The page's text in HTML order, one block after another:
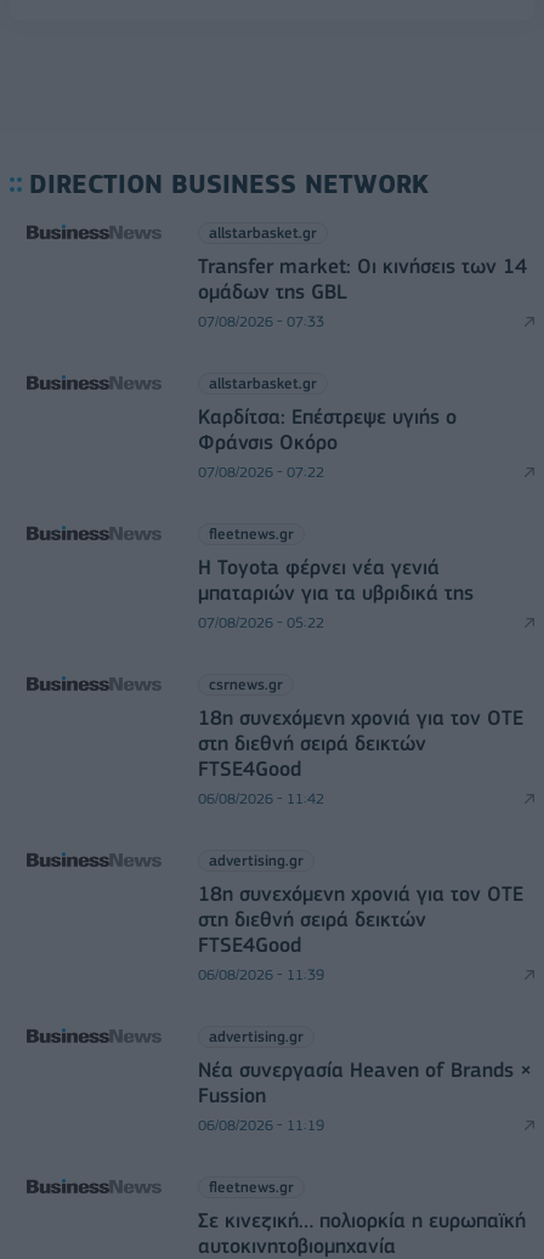
DIRECTION BUSINESS NETWORK
allstarbasket.gr
Transfer market: Οι κινήσεις των 14
ομάδων της GBL
07/08/2026 - 07:33
allstarbasket.gr
Καρδίτσα: Επέστρεψε υγιής ο
Φράνσις Οκόρο
07/08/2026 - 07:22
fleetnews.gr
Η Toyota φέρνει νέα γενιά
μπαταριών για τα υβριδικά της
07/08/2026 - 05:22
csrnews.gr
18η συνεχόμενη χρονιά για τον ΟΤΕ
στη διεθνή σειρά δεικτών
FTSE4Good
06/08/2026 - 11:42
advertising.gr
18η συνεχόμενη χρονιά για τον ΟΤΕ
στη διεθνή σειρά δεικτών
FTSE4Good
06/08/2026 - 11:39
advertising.gr
Νέα συνεργασία Heaven of Brands ×
Fussion
06/08/2026 - 11:19
fleetnews.gr
Σε κινεζική… πολιορκία η ευρωπαϊκή
αυτοκινητοβιομηχανία